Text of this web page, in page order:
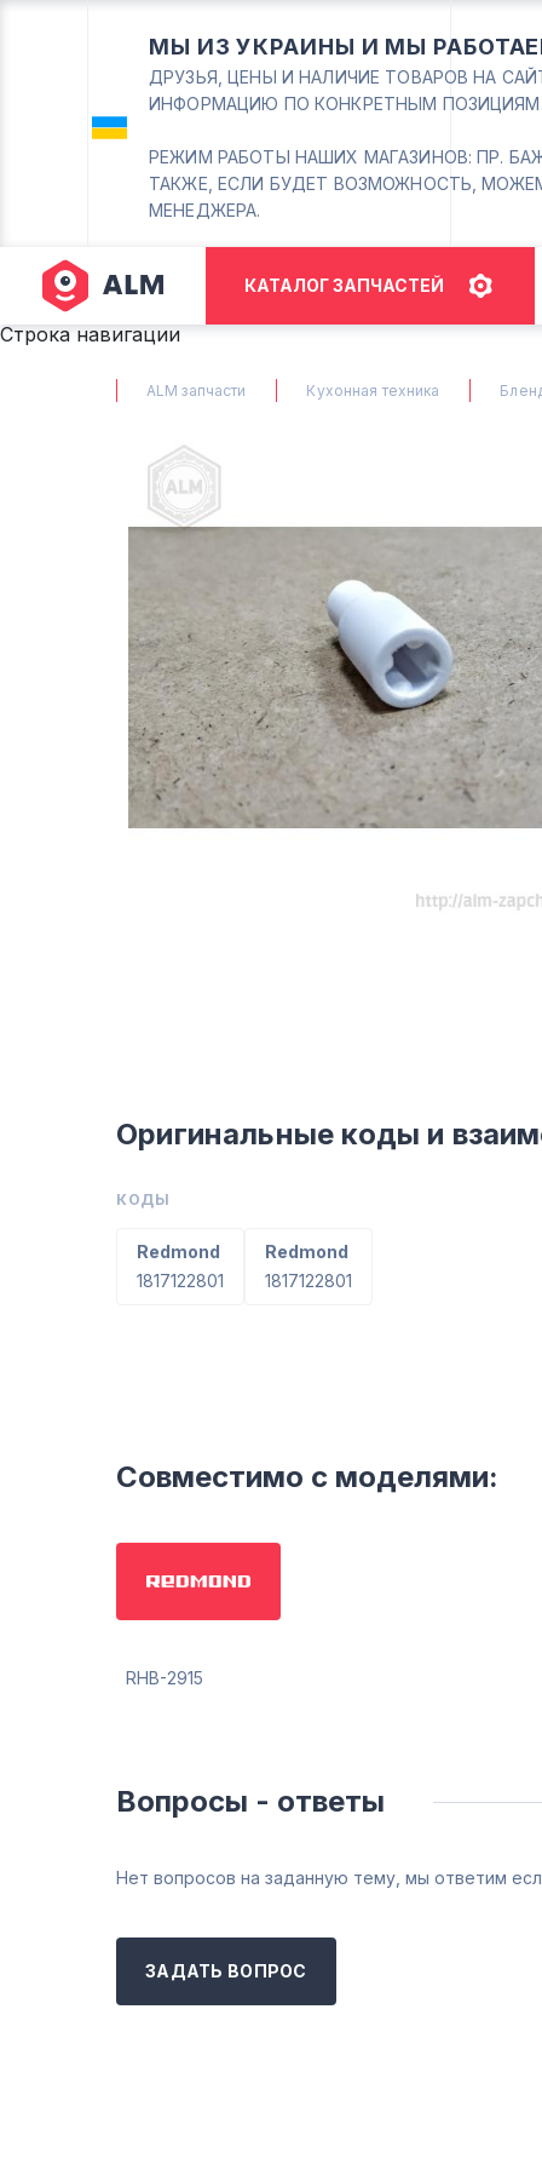
МЫ ИЗ УКРАИНЫ И МЫ
ДРУЗЬЯ, ЦЕНЫ И НАЛИЧИЕ ТОВАРОВ НА
ИНФОРМАЦИЮ ПО КОНКРЕТНЫМ ПОЗИЦИЯМ.
РЕЖИМ РАБОТЫ НАШИХ МАГАЗИНОВ: ПР.
ТАКЖЕ, ЕСЛИ БУДЕТ ВОЗМОЖНОСТЬ,
МЕНЕДЖЕРА.
КАТАЛОГ ЗАПЧАСТЕЙ
Строка навигации
ALM запчасти Кухонная техника
Оригинальные коды и
КОДЫ
Redmond
1817122801
Redmond
1817122801
Совместимо с моделями:
RHB-2915
Вопросы - ответы
Нет вопросов на заданную тему, мы ответим
ЗАДАТЬ ВОПРОС